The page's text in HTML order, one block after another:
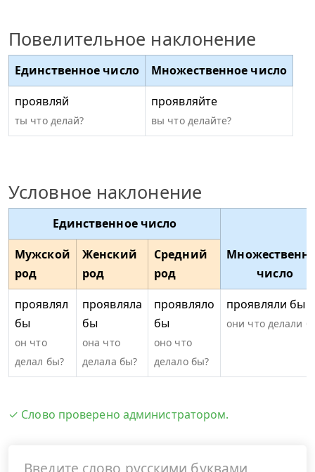
Повелительное наклонение
Единственное число
Множественное число
проявляй
ты что делай?
проявляйте
вы что делайте?
Условное наклонение
Единственное число
число
Мужской
род
Женский
род
Средний
род
проявлял
бы
он что
делал бы?
проявляла
бы
она что
делала бы?
проявляло
бы
оно что
делало бы?
проявляли бы
они что делали
✓ Слово проверено администратором.